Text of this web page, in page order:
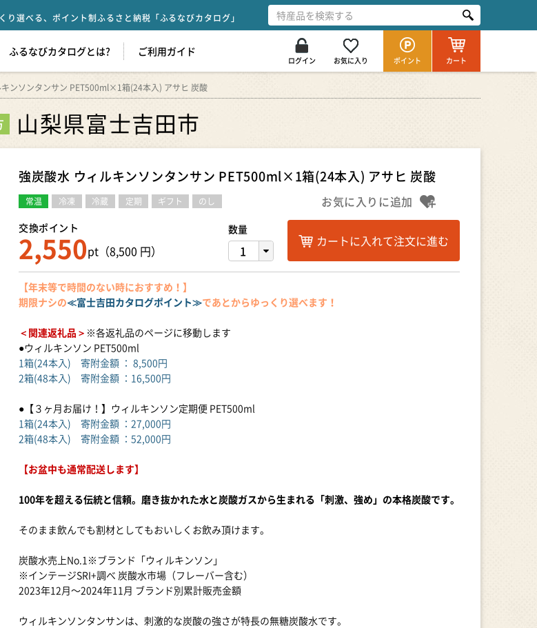
選べる、ポイント制ふるさと納税「ふるなびカタログ」
ふるなびカタログとは? ご利用ガイド
ログイン お気に入り ポイント カート
ンソンタンサン PET500ml×1箱(24本入) アサヒ 炭酸
山梨県富士吉田市
強炭酸水 ウィルキンソンタンサン PET500ml×1箱(24本入) アサヒ 炭酸
常温 冷凍 冷蔵 定期 ギフト のし お気に入りに追加
交換ポイント
2,550pt（8,500 円）
数量
カートに入れて注文に進む
【年末等で時間のない時におすすめ！】
期限ナシの≪富士吉田カタログポイント≫であとからゆっくり選べます！
＜関連返礼品＞ ※各返礼品のページに移動します
●ウィルキンソン PET500ml
1箱(24本入) 寄附金額 ： 8,500円
2箱(48本入) 寄附金額 ：16,500円
●【３ヶ月お届け！】ウィルキンソン定期便 PET500ml
1箱(24本入) 寄附金額 ：27,000円
2箱(48本入) 寄附金額 ：52,000円
【お盆中も通常配送します】
100年を超える伝統と信頼。磨き抜かれた水と炭酸ガスから生まれる「刺激、強め」の本格炭酸です。
そのまま飲んでも割材としてもおいしくお飲み頂けます。
炭酸水売上No.1※ブランド「ウィルキンソン」
※インテージSRI+調べ 炭酸水市場（フレーバー含む）
2023年12月～2024年11月 ブランド別累計販売金額
ウィルキンソンタンサンは、刺激的な炭酸の強さが特長の無糖炭酸水です。